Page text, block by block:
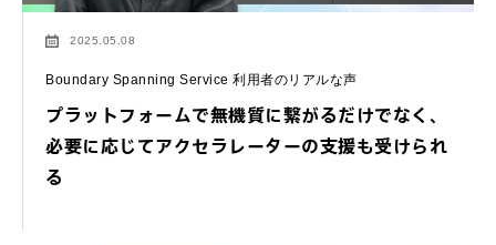
2025.05.08
Boundary Spanning Service 利用者のリアルな声
プラットフォームで無機質に繋がるだけでなく、
必要に応じてアクセラレーターの支援も受けられ
る